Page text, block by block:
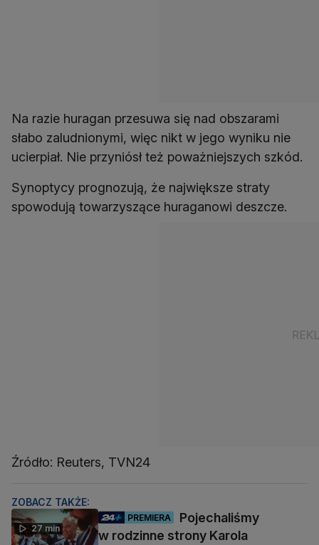
Na razie huragan przesuwa się nad obszarami
słabo zaludnionymi, więc nikt w jego wyniku nie
ucierpiał. Nie przyniósł też poważniejszych szkód.
Synoptycy prognozują, że największe straty
spowodują towarzyszące huraganowi deszcze.
Źródło: Reuters, TVN24
ZOBACZ TAKŻE:
27 min
PREMIERA
Pojechaliśmy
w rodzinne strony Karola